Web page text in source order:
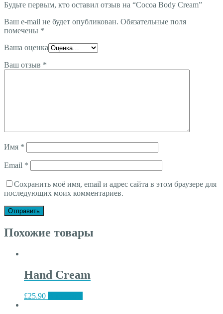
Будьте первым, кто оставил отзыв на “Cocoa Body Cream”
Ваш e-mail не будет опубликован. Обязательные поля
помечены *
Ваша оценка
Ваш отзыв *
Имя *
Email *
Сохранить моё имя, email и адрес сайта в этом браузере для
последующих моих комментариев.
Похожие товары
Hand Cream
£25.90